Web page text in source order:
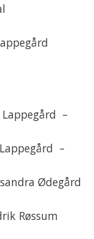
–
–
Ødegård
Røssum